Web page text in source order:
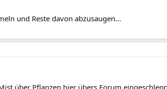
und Reste davon abzusaugen...
über Pflanzen hier übers Forum